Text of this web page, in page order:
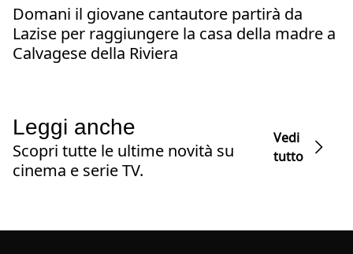
Domani il giovane cantautore partirà da
Lazise per raggiungere la casa della madre a
Calvagese della Riviera
Leggi anche
Scopri tutte le ultime novità su
cinema e serie TV.
Vedi
tutto